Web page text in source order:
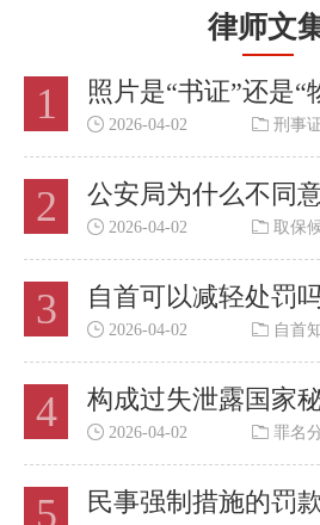
律师文
1
照片是“书证”还是“
事证据收集规则的
2026-04-02 刑事
2
公安局为什么不同
审了就一定要判刑
2026-04-02 取保
3
自首可以减轻处罚
首吗
2026-04-02 自首
4
构成过失泄露国家
取贷款罪与相似罪名
2026-04-02 罪名
5
民事强制措施的罚